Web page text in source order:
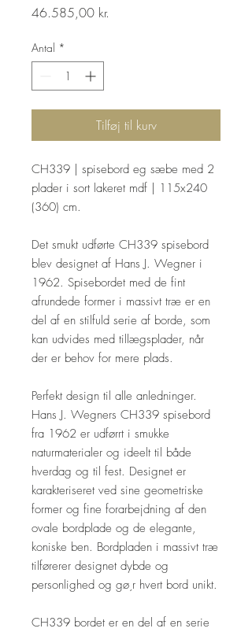
46.585,00 kr.
Antal *
Tilføj til kurv
CH339 | spisebord eg sæbe med 2
plader i sort lakeret mdf | 115x240
(360) cm.
Det smukt udførte CH339 spisebord
blev designet af Hans J. Wegner i
1962. Spisebordet med de fint
afrundede former i massivt træ er en
del af en stilfuld serie af borde, som
kan udvides med tillægsplader, når
der er behov for mere plads.
Perfekt design til alle anledninger.
Hans J. Wegners CH339 spisebord
fra 1962 er udførrt i smukke
naturmaterialer og ideelt til både
hverdag og til fest. Designet er
karakteriseret ved sine geometriske
former og fine forarbejdning af den
ovale bordplade og de elegante,
koniske ben. Bordpladen i massivt træ
tilførerer designet dybde og
personlighed og gø¸r hvert bord unikt.
CH339 bordet er en del af en serie